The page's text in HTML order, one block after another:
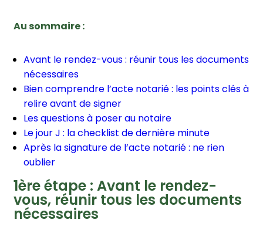
Au sommaire :
Avant le rendez-vous : réunir tous les documents
nécessaires
Bien comprendre l’acte notarié : les points clés à
relire avant de signer
Les questions à poser au notaire
Le jour J : la checklist de dernière minute
Après la signature de l’acte notarié : ne rien
oublier
1ère étape : Avant le rendez-
vous, réunir tous les documents
nécessaires